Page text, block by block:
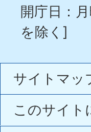
開庁日：
を除く]
サイトマッ
このサイト